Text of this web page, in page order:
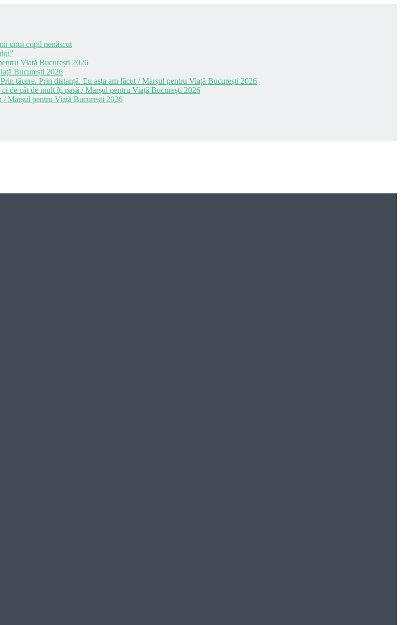
unui copil nenăscut
Viață București 2026
București 2026
tăcere. Prin distanță. Eu asta am făcut / Marșul pentru Viață București 2026
de cât de mult îți pasă / Marșul pentru Viață București 2026
Marșul pentru Viață București 2026